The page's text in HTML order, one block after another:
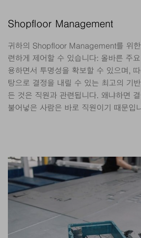
Shopfloor Management
귀하의 Shopfloor Management를 위
련하게 제어할 수 있습니다: 올바른 주
용하면서 투명성을 확보할 수 있으며,
탕으로 결정을 내릴 수 있는 최고의 기
든 것은 직원과 관련됩니다. 왜냐하면
불어넣은 사람은 바로 직원이기 때문입